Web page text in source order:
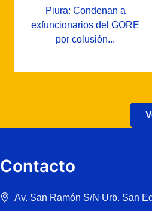
Piura: Condenan a
exfuncionarios del GORE
por colusión...
Contacto
Av. San Ramón S/N Urb. San